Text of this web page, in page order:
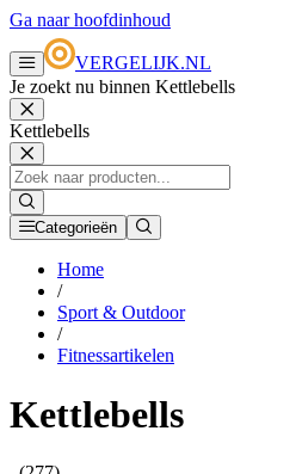
Ga naar hoofdinhoud
VERGELIJK.NL
Je zoekt nu binnen Kettlebells
Kettlebells
Categorieën
Home
/
Sport & Outdoor
/
Fitnessartikelen
Kettlebells